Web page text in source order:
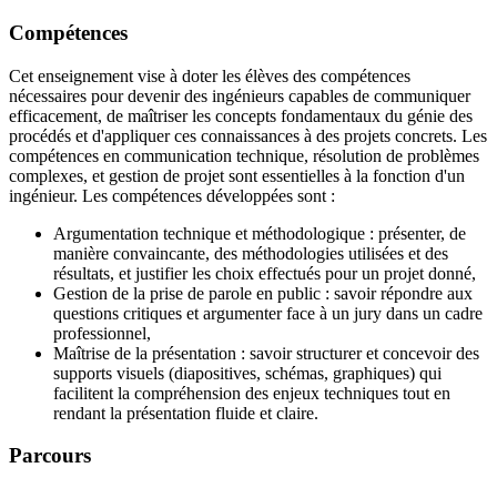
Compétences
Cet enseignement vise à doter les élèves des compétences
nécessaires pour devenir des ingénieurs capables de communiquer
efficacement, de maîtriser les concepts fondamentaux du génie des
procédés et d'appliquer ces connaissances à des projets concrets. Les
compétences en communication technique, résolution de problèmes
complexes, et gestion de projet sont essentielles à la fonction d'un
ingénieur. Les compétences développées sont :
Argumentation technique et méthodologique : présenter, de
manière convaincante, des méthodologies utilisées et des
résultats, et justifier les choix effectués pour un projet donné,
Gestion de la prise de parole en public : savoir répondre aux
questions critiques et argumenter face à un jury dans un cadre
professionnel,
Maîtrise de la présentation : savoir structurer et concevoir des
supports visuels (diapositives, schémas, graphiques) qui
facilitent la compréhension des enjeux techniques tout en
rendant la présentation fluide et claire.
Parcours